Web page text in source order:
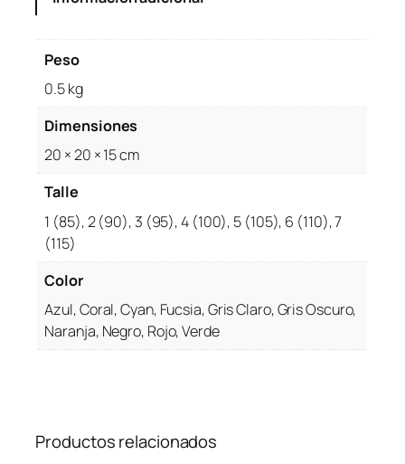
4
9
9
.
9
Peso
0.5 kg
Dimensiones
20 × 20 × 15 cm
Talle
1 (85), 2 (90), 3 (95), 4 (100), 5 (105), 6 (110), 7
(115)
Color
Azul, Coral, Cyan, Fucsia, Gris Claro, Gris Oscuro,
Naranja, Negro, Rojo, Verde
Productos relacionados